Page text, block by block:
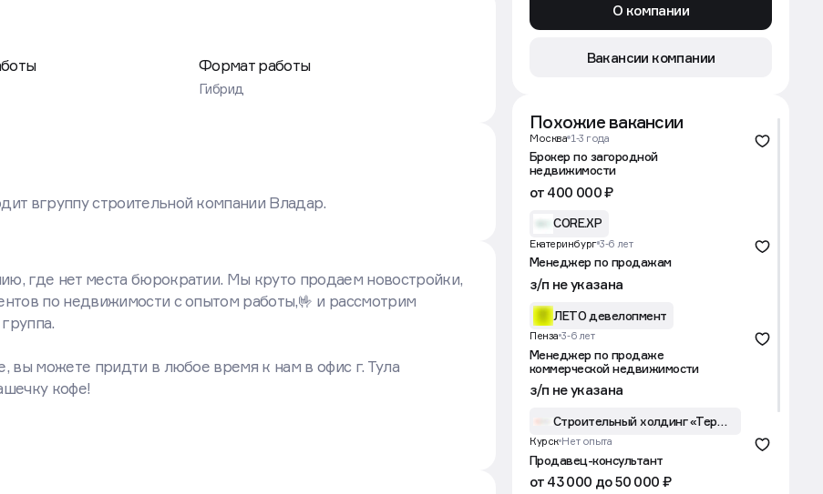
Формат работы
Гибрид
вгруппу строительной компании Владар.
где нет места бюрократии. Мы круто продаем новостройки,
по недвижимости с опытом работы,🤟 и рассмотрим
вы можете придти в любое время к нам в офис г. Тула
кофе!
О компании
Вакансии компании
Похожие вакансии
Москва 1-3 года
Брокер по загородной
недвижимости
от 400 000 ₽
CORE.XP
Екатеринбург 3-6 лет
Менеджер по продажам
з/п не указана
ЛЕТО девелопмент
Пенза 3-6 лет
Менеджер по продаже
коммерческой недвижимости
з/п не указана
Строительный холдинг «Термодом»
Курск Нет опыта
Продавец-консультант
от 43 000 до 50 000 ₽